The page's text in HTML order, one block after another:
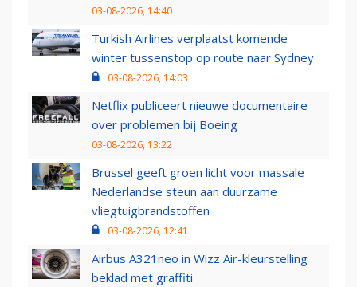
03-08-2026, 14:40
Turkish Airlines verplaatst komende
winter tussenstop op route naar Sydney
03-08-2026, 14:03
Netflix publiceert nieuwe documentaire
over problemen bij Boeing
03-08-2026, 13:22
Brussel geeft groen licht voor massale
Nederlandse steun aan duurzame
vliegtuigbrandstoffen
03-08-2026, 12:41
Airbus A321neo in Wizz Air-kleurstelling
beklad met graffiti